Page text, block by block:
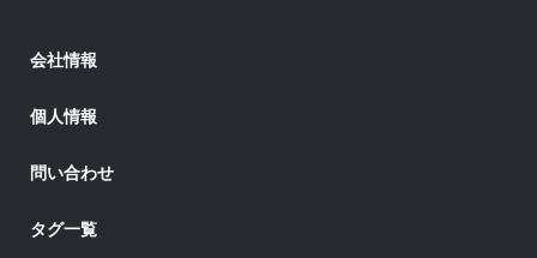
会社情報
個人情報
問い合わせ
タグ一覧